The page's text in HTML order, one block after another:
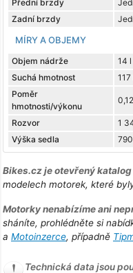
Přední brzdy
Zadní brzdy
MÍRY A OBJEMY
Objem nádrže
14 l
Suchá hmotnost
Poměr
hmotnosti/výkonu
Rozvor
1
Výška sedla
Bikes.cz je otevřený
modelech motorek, které
Motorky nenabízíme ani
sháníte, prohlédněte si
a Motoinzerce, případně
Technická data jsou